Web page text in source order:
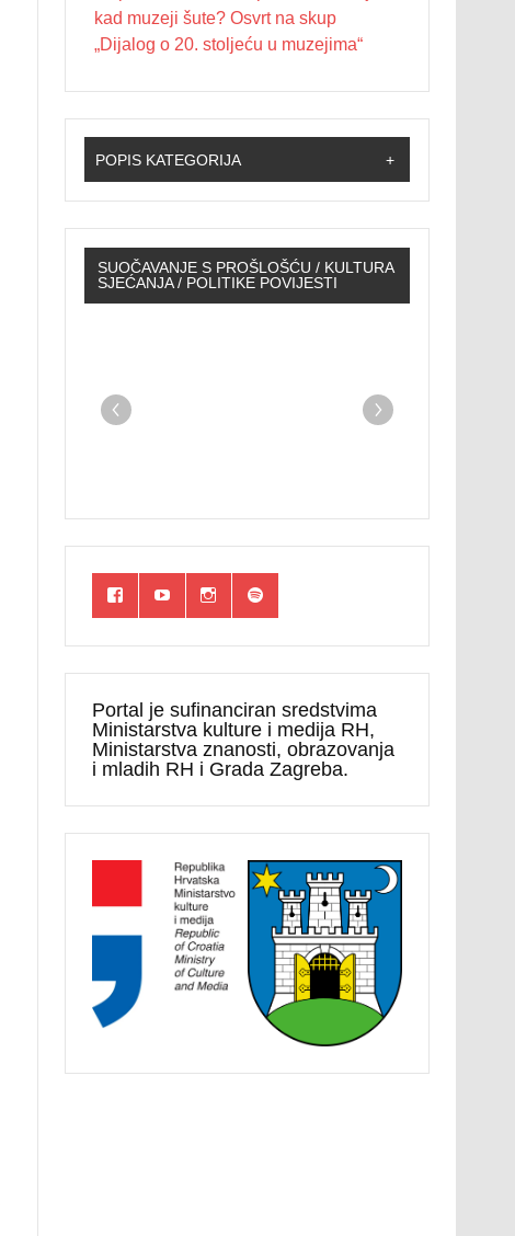
kad muzeji šute? Osvrt na skup
„Dijalog o 20. stoljeću u muzejima“
POPIS KATEGORIJA +
SUOČAVANJE S PROŠLOŠĆU / KULTURA
SJEĆANJA / POLITIKE POVIJESTI
Portal je sufinanciran sredstvima
Ministarstva kulture i medija RH,
Ministarstva znanosti, obrazovanja
i mladih RH i Grada Zagreba.